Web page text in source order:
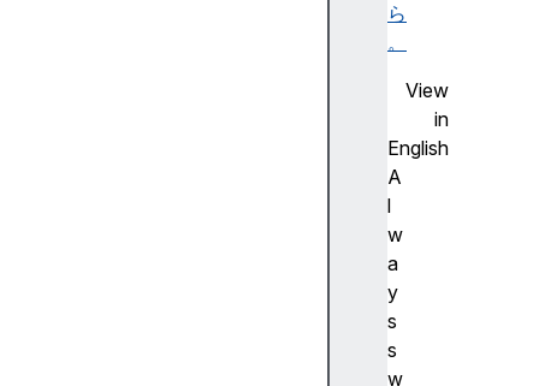
ら
。
View
in
English
A
l
w
a
y
s
s
w